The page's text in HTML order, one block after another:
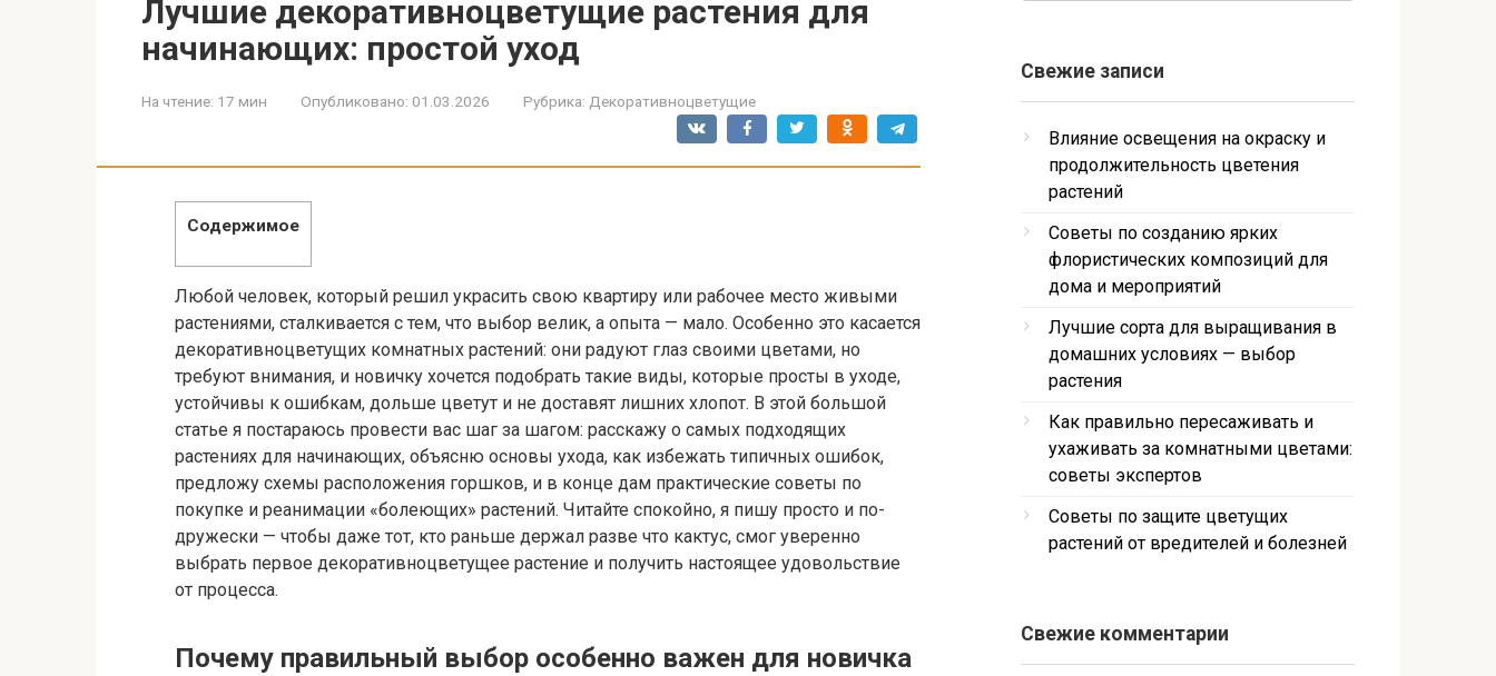
Лучшие декоративноцветущие растения для
начинающих: простой уход
На чтение: 17 мин Опубликовано: 01.03.2026 Рубрика: Декоративноцветущие
Содержимое
Любой человек, который решил украсить свою квартиру или рабочее место живыми
растениями, сталкивается с тем, что выбор велик, а опыта — мало. Особенно это касается
декоративноцветущих комнатных растений: они радуют глаз своими цветами, но
требуют внимания, и новичку хочется подобрать такие виды, которые просты в уходе,
устойчивы к ошибкам, дольше цветут и не доставят лишних хлопот. В этой большой
статье я постараюсь провести вас шаг за шагом: расскажу о самых подходящих
растениях для начинающих, объясню основы ухода, как избежать типичных ошибок,
предложу схемы расположения горшков, и в конце дам практические советы по
покупке и реанимации «болеющих» растений. Читайте спокойно, я пишу просто и по-
дружески — чтобы даже тот, кто раньше держал разве что кактус, смог уверенно
выбрать первое декоративноцветущее растение и получить настоящее удовольствие
от процесса.
Почему правильный выбор особенно важен для новичка
Свежие записи
Влияние освещения на окраску и
продолжительность цветения
растений
Советы по созданию ярких
флористических композиций для
дома и мероприятий
Лучшие сорта для выращивания в
домашних условиях — выбор
растения
Как правильно пересаживать и
ухаживать за комнатными цветами:
советы экспертов
Советы по защите цветущих
растений от вредителей и болезней
Свежие комментарии